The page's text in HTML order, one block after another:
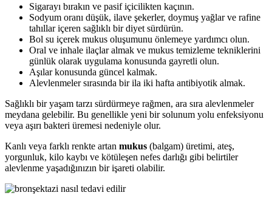
Sigarayı bırakın ve pasif içicilikten kaçının.
Sodyum oranı düşük, ilave şekerler, doymuş yağlar ve rafine
tahıllar içeren sağlıklı bir diyet sürdürün.
Bol su içerek mukus oluşumunu önlemeye yardımcı olun.
Oral ve inhale ilaçlar almak ve mukus temizleme tekniklerini
günlük olarak uygulama konusunda gayretli olun.
Aşılar konusunda güncel kalmak.
Alevlenmeler sırasında bir ila iki hafta antibiyotik almak.
Sağlıklı bir yaşam tarzı sürdürmeye rağmen, ara sıra alevlenmeler
meydana gelebilir. Bu genellikle yeni bir solunum yolu enfeksiyonu
veya aşırı bakteri üremesi nedeniyle olur.
Kanlı veya farklı renkte artan mukus (balgam) üretimi, ateş,
yorgunluk, kilo kaybı ve kötüleşen nefes darlığı gibi belirtiler
alevlenme yaşadığınızın bir işareti olabilir.